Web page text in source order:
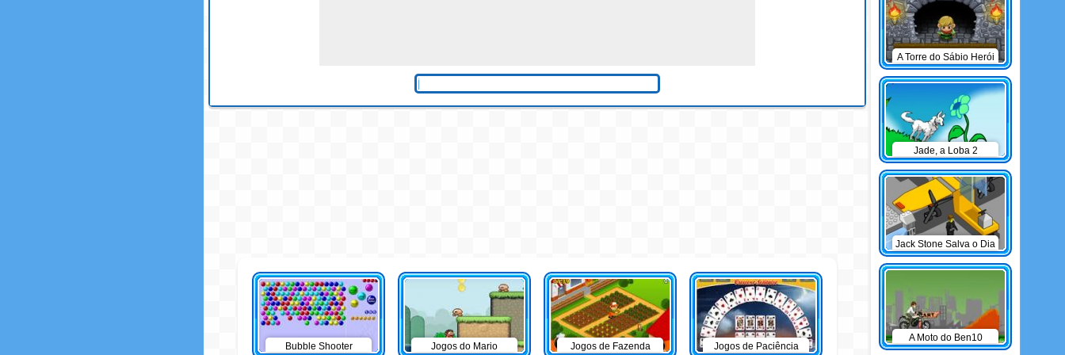
Bubble Shooter Jogos do Mario Jogos de Fazenda Jogos de Paciência
A Torre do Sábio Herói
Mirim
Jade, a Loba 2
Jack Stone Salva o Dia
A Moto do Ben10